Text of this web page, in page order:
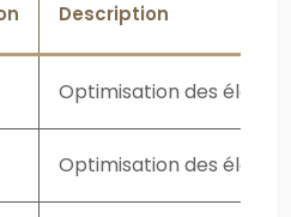
Description
Optimisation des
Optimisation des